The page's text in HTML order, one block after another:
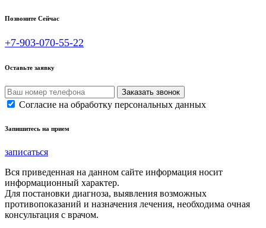
Позвоните Сейчас
+7-903-070-55-22
Оставьте заявку
Согласие на обработку персональных данных
Запишитесь на прием
записаться
Вся приведенная на данном сайте информация носит
информационный характер.
Для постановки диагноза, выявления возможных
противопоказаний и назначения лечения, необходима очная
консультация с врачом.